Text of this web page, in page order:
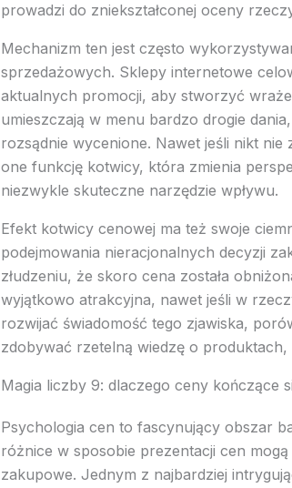
prowadzi do zniekształconej oceny
Mechanizm ten jest często
sprzedażowych. Sklepy internetowe
aktualnych promocji, aby stworzyć
umieszczają w menu bardzo drogie
rozsądnie wycenione. Nawet jeśli nikt nie
one funkcję kotwicy, która zmienia
niezwykle skuteczne narzędzie wpływu.
Efekt kotwicy cenowej ma też swoje
podejmowania nieracjonalnych decyzji
złudzeniu, że skoro cena została
wyjątkowo atrakcyjna, nawet jeśli w
rozwijać świadomość tego zjawiska,
zdobywać rzetelną wiedzę o
Magia liczby 9: dlaczego ceny kończące
Psychologia cen to fascynujący obszar
różnice w sposobie prezentacji cen
zakupowe. Jednym z najbardziej